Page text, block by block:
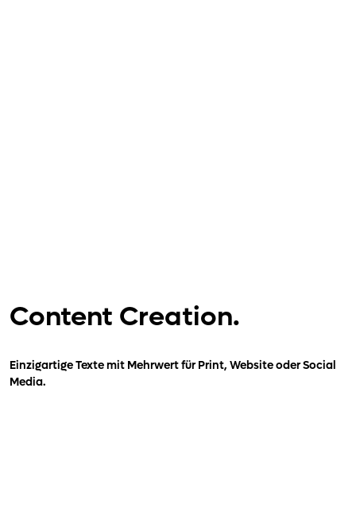
Content Creation.
Einzigartige Texte mit Mehrwert für Print, Website oder Social
Media.